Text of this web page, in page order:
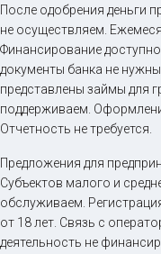
После одобрения деньги
не осуществляем.
Финансирование
документы банка не
представлены займы для
поддерживаем.
Отчетность не требуется.
Предложения для
Субъектов малого и
обслуживаем.
от 18 лет. Связь с
деятельность не